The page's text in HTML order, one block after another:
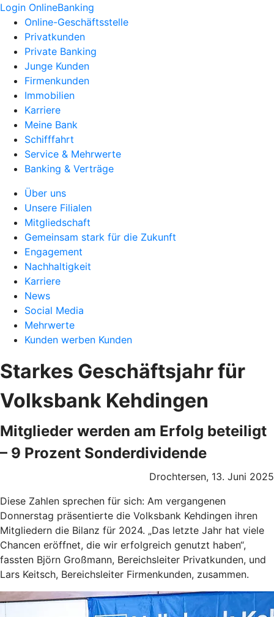
Login OnlineBanking
Online-Geschäftsstelle
Privatkunden
Private Banking
Junge Kunden
Firmenkunden
Immobilien
Karriere
Meine Bank
Schifffahrt
Service & Mehrwerte
Banking & Verträge
Über uns
Unsere Filialen
Mitgliedschaft
Gemeinsam stark für die Zukunft
Engagement
Nachhaltigkeit
Karriere
News
Social Media
Mehrwerte
Kunden werben Kunden
Starkes Geschäftsjahr für
Volksbank Kehdingen
Mitglieder werden am Erfolg beteiligt
– 9 Prozent Sonderdividende
Drochtersen, 13. Juni 2025
Diese Zahlen sprechen für sich: Am vergangenen
Donnerstag präsentierte die Volksbank Kehdingen ihren
Mitgliedern die Bilanz für 2024. „Das letzte Jahr hat viele
Chancen eröffnet, die wir erfolgreich genutzt haben“,
fassten Björn Großmann, Bereichsleiter Privatkunden, und
Lars Keitsch, Bereichsleiter Firmenkunden, zusammen.